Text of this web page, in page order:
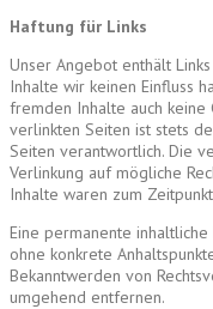
Haftung für Links
Unser Angebot enthält
Inhalte wir keinen Einfluss
fremden Inhalte auch
verlinkten Seiten ist stets
Seiten verantwortlich. Die
Verlinkung auf mögliche
Inhalte waren zum
Eine permanente
ohne konkrete
Bekanntwerden von
umgehend entfernen.